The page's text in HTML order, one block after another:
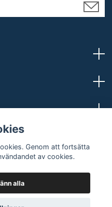
Genom att fortsätta
av cookies.
alla